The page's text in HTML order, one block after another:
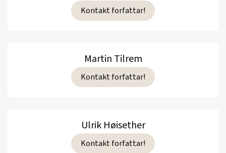
Kontakt forfattar!
Martin Tilrem
Kontakt forfattar!
Ulrik Høisether
Kontakt forfattar!